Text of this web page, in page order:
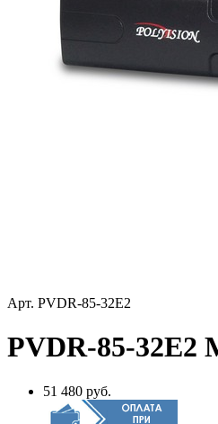
Арт. PVDR-85-32E2
PVDR-85-32E2
51 480 руб.